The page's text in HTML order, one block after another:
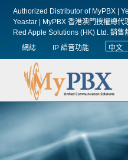
Authorized Distributor of MyPBX |
Yeastar | MyPBX 香港澳門授權總代
Red Apple Solutions (HK) Ltd.銷售
網誌
IP 語音功能